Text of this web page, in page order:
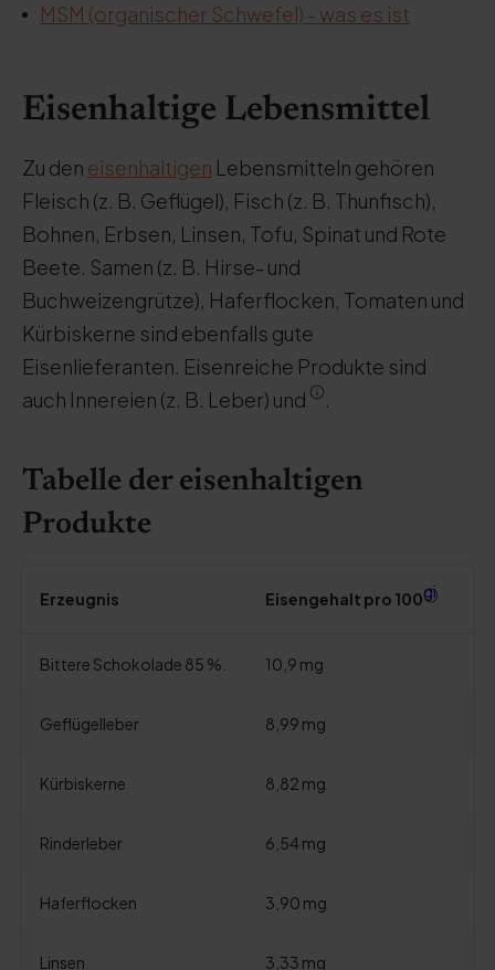
MSM (organischer Schwefel) - was es ist
Eisenhaltige Lebensmittel
Zu den eisenhaltigen Lebensmitteln gehören
Fleisch (z. B. Geflügel), Fisch (z. B. Thunfisch),
Bohnen, Erbsen, Linsen, Tofu, Spinat und Rote
Beete. Samen (z. B. Hirse- und
Buchweizengrütze), Haferflocken, Tomaten und
Kürbiskerne sind ebenfalls gute
Eisenlieferanten. Eisenreiche Produkte sind
auch Innereien (z. B. Leber) und
.
Tabelle der eisenhaltigen
Produkte
Erzeugnis Eisengehalt pro 100gi
Bittere Schokolade 85 %. 10,9 mg
Geflügelleber 8,99 mg
Kürbiskerne 8,82 mg
Rinderleber 6,54 mg
Haferflocken 3,90 mg
Linsen 3,33 mg